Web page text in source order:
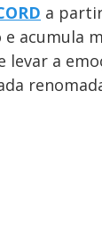
a
acumula
levar a